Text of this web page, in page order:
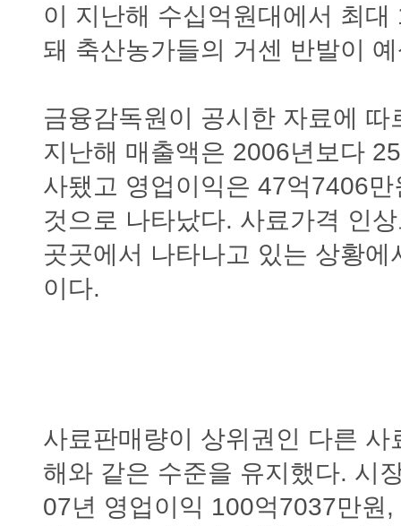
이 지난해 수십억원대에서 최
돼 축산농가들의 거센 반발이
금융감독원이 공시한 자료에
지난해 매출액은 2006년보다
사됐고 영업이익은 47억7406
것으로 나타났다. 사료가격 인
곳곳에서 나타나고 있는 상황
이다.
사료판매량이 상위권인 다른
해와 같은 수준을 유지했다. 시
07년 영업이익 100억7037만원